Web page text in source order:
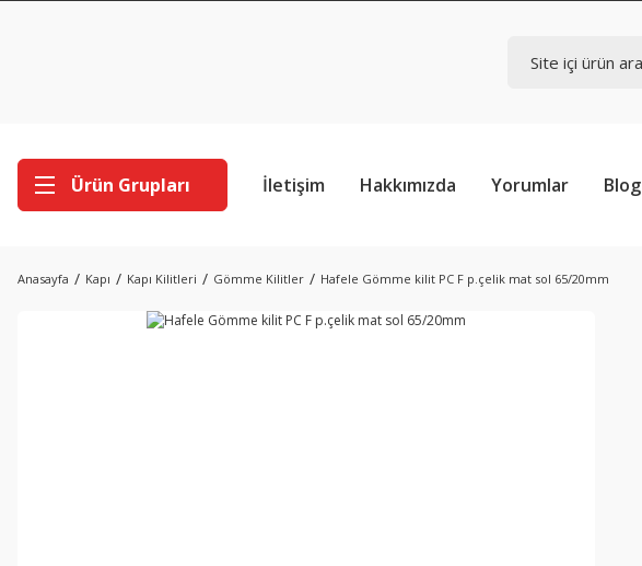
Ürün Grupları İletişim Hakkımızda Yorumlar Blog
Anasayfa Kapı Kapı Kilitleri Gömme Kilitler Hafele Gömme kilit PC F p.çelik mat sol 65/20mm